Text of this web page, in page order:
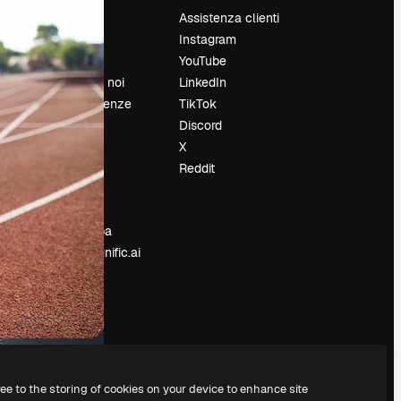
Chi siamo
Recensioni
Lavora con noi
Cerca tendenze
Blog
Vendi i tuoi
contenuti
Sala stampa
Cerchi magnific.ai
Assistenza clienti
Instagram
YouTube
LinkedIn
TikTok
Discord
X
Reddit
to the storing of cookies on your device to enhance site